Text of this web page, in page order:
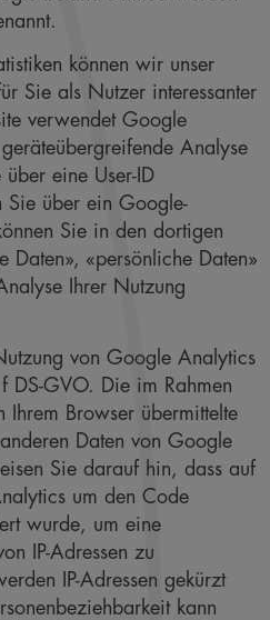
können wir unser
Sie als Nutzer interessanter
verwendet Google
Analyse
eine User-ID
Sie über ein Google-
Sie in den dortigen
Daten», «persönliche Daten»
Ihrer Nutzung
von Google Analytics
GVO. Die im Rahmen
Browser übermittelte
Daten von Google
Sie darauf hin, dass auf
um den Code
wurde, um eine
IP-Adressen zu
IP-Adressen gekürzt
kann